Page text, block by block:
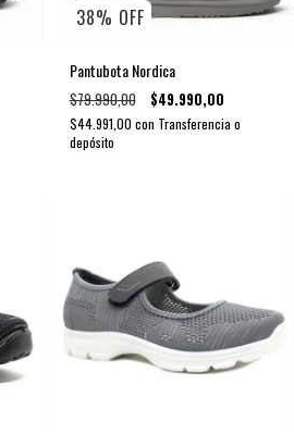
38% OFF
Pantubota Nordica
$79.990,00 $49.990,00
$44.991,00 con Transferencia o
depósito